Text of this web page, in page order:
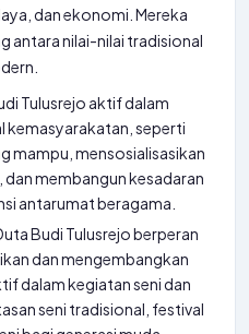
dan ekonomi. Mereka
antara nilai-nilai tradisional
Tulusrejo aktif dalam
kemasyarakatan, seperti
mampu, mensosialisasikan
membangun kesadaran
antarumat beragama.
Budi Tulusrejo berperan
dan mengembangkan
dalam kegiatan seni dan
seni tradisional, festival